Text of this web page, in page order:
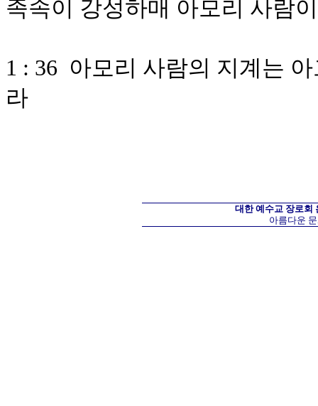
족속이 강성하매 아모리 사람
1 : 36 아모리 사람의 지계는
라
대한 예수교 장로회
아름다운